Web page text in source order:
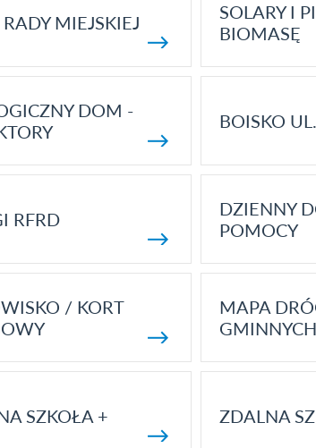
RADY MIEJSKIEJ
SOLARY I
BIOMASĘ
DOM -
BOISKO
RFRD
DZIENNY
POMOCY
/ KORT
MAPA
GMINNYCH
SZKOŁA + ZDALNA